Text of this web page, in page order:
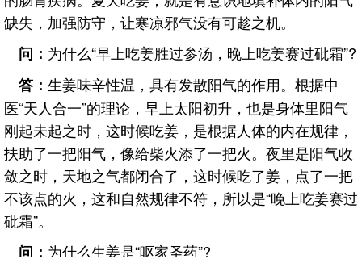
缺失，加强防守，让寒凉邪气没有可趁之机。
问： 为什么“早上吃姜胜过参汤，晚上吃姜赛过砒霜”?
答： 生姜味辛性温，具有发散阳气的作用。根据中
医“天人合一”的理论，早上太阳初升，也是身体里阳气
刚起未起之时，这时候吃姜，是根据人体的内在规律，
扶助了一把阳气，像给柴火添了一把火。夜里是阳气收
敛之时，天地之气都闭合了，这时候吃了姜，点了一把
不该点的火，这和自然规律不符，所以是“晚上吃姜赛过
砒霜”。
问： 为什么生姜是“呕家圣药”?